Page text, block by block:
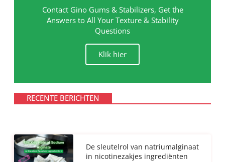
Contact Gino Gums & Stabilizers, Get the
Answers to All Your Texture & Stability
Questions
Klik hier
RECENTE BERICHTEN
De sleutelrol van natriumalginaat
in nicotinezakjes ingrediënten